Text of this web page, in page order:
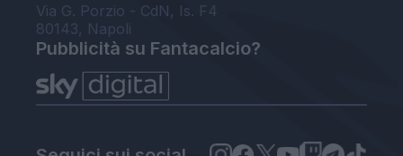
Via G. Porzio - CdN, Is. F4
80143, Napoli
Pubblicità su Fantacalcio?